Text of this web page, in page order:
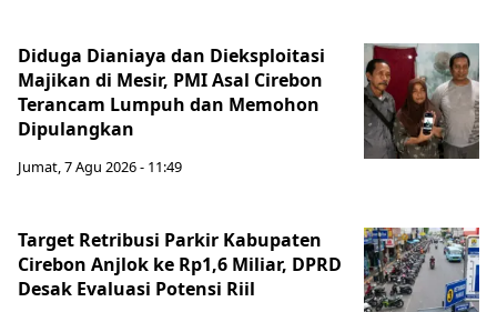
Diduga Dianiaya dan Dieksploitasi
Majikan di Mesir, PMI Asal Cirebon
Terancam Lumpuh dan Memohon
Dipulangkan
Jumat, 7 Agu 2026 - 11:49
Target Retribusi Parkir Kabupaten
Cirebon Anjlok ke Rp1,6 Miliar, DPRD
Desak Evaluasi Potensi Riil